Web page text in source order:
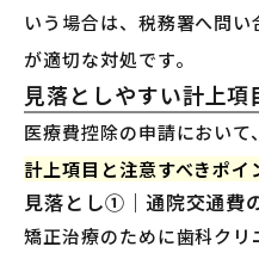
いう場合は、税務署へ問
が適切な対処です。
見落としやすい計上項
医療費控除の申請において、
計上項目と注意すべきポイ
見落とし①｜通院交通費
矯正治療のために歯科クリ